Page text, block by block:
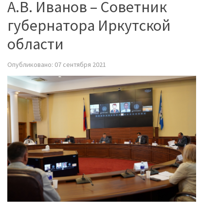
А.В. Иванов – Советник
губернатора Иркутской
области
Опубликовано: 07 сентября 2021